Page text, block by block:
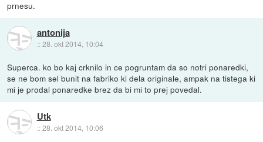
prnesu.
antonija
::28. okt 2014, 10:04
Superca. ko bo kaj crknilo in ce pogruntam da so notri ponaredki,
se ne bom sel bunit na fabriko ki dela originale, ampak na tistega ki
mi je prodal ponaredke brez da bi mi to prej povedal.
Utk
::28. okt 2014, 10:06